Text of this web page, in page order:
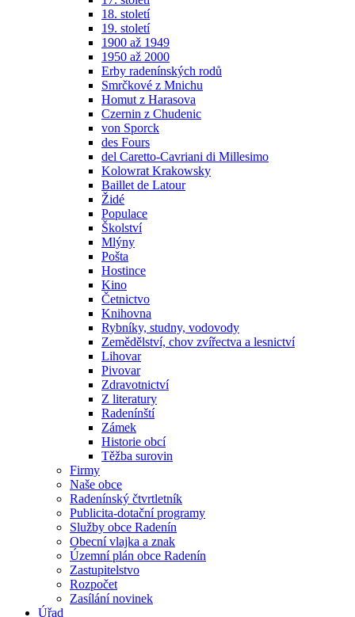
18. století
19. století
1900 až 1949
1950 až 2000
Erby radenínských rodů
Smrčkové z Mnichu
Homut z Harasova
Czernin z Chudenic
von Sporck
des Fours
del Caretto-Cavriani di Millesimo
Kolowrat Krakowsky
Baillet de Latour
Židé
Populace
Školství
Mlýny
Pošta
Hostince
Kino
Četnictvo
Knihovna
Rybníky, studny, vodovody
Zemědělství, chov zvířectva a lesnictví
Lihovar
Pivovar
Zdravotnictví
Z literatury
Radenínští
Zámek
Historie obcí
Těžba surovin
Firmy
Naše obce
Radenínský čtvrtletník
Publicita-dotační programy
Služby obce Radenín
Obecní vlajka a znak
Územní plán obce Radenín
Zastupitelstvo
Rozpočet
Zasílání novinek
Úřad